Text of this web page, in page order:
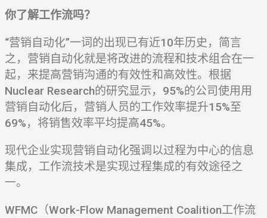
你了解工作流吗？
“营销自动化”一词的出现已有近10年历史，简言
之，营销自动化就是将改进的流程和技术组合在一
起，来提高营销沟通的有效性和高效性。根据
Nuclear Research的研究显示，95%的公司使用用
营销自动化后，营销人员的工作效率提升15%至
69%，将销售效率平均提高45%。
现代企业实现营销自动化强调以过程为中心的信息
集成，工作流技术是实现过程集成的有效途径之
一。
WFMC（Work-Flow Management Coalition工作流